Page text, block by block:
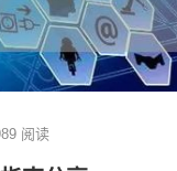
阅读